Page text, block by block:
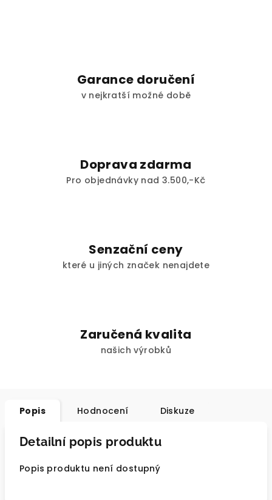
Garance doručení
v nejkratší možné době
Doprava zdarma
Pro objednávky nad 3.500,-Kč
Senzační ceny
které u jiných značek nenajdete
Zaručená kvalita
našich výrobků
Popis Hodnocení Diskuze
Detailní popis produktu
Popis produktu není dostupný